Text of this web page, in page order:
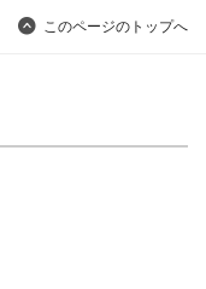
このページのトップへ